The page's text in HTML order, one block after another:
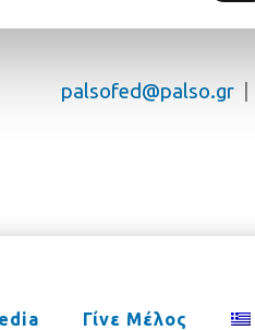
palsofed@palso.gr
Γίνε Μέλος